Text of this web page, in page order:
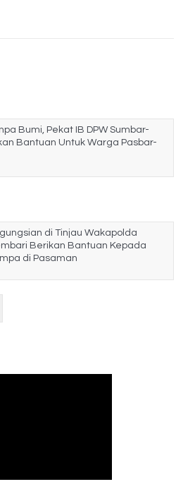
Bumi, Pekat IB DPW Sumbar-
Bantuan Untuk Warga Pasbar-
di Tinjau Wakapolda
Berikan Bantuan Kepada
di Pasaman